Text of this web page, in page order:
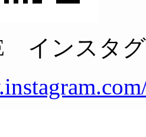
インスタ